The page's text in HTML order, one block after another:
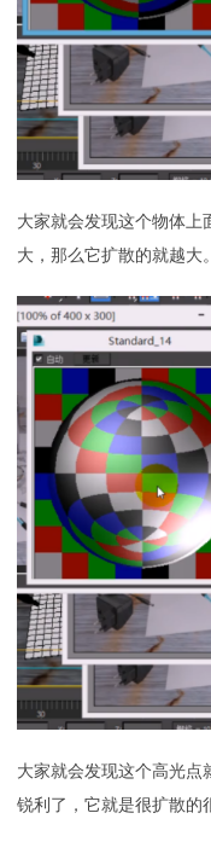
大家就会发现这个物体上
大，那么它扩散的就越
大家就会发现这个高光点
锐利了，它就是很扩散的